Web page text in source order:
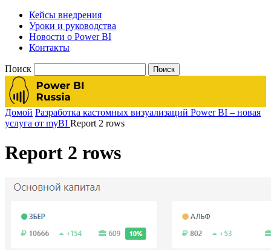
Кейсы внедрения
Уроки и руководства
Новости о Power BI
Контакты
Поиск
Домой Разработка кастомных визуализаций Power BI – новая
услуга от myBI Report 2 rows
Report 2 rows